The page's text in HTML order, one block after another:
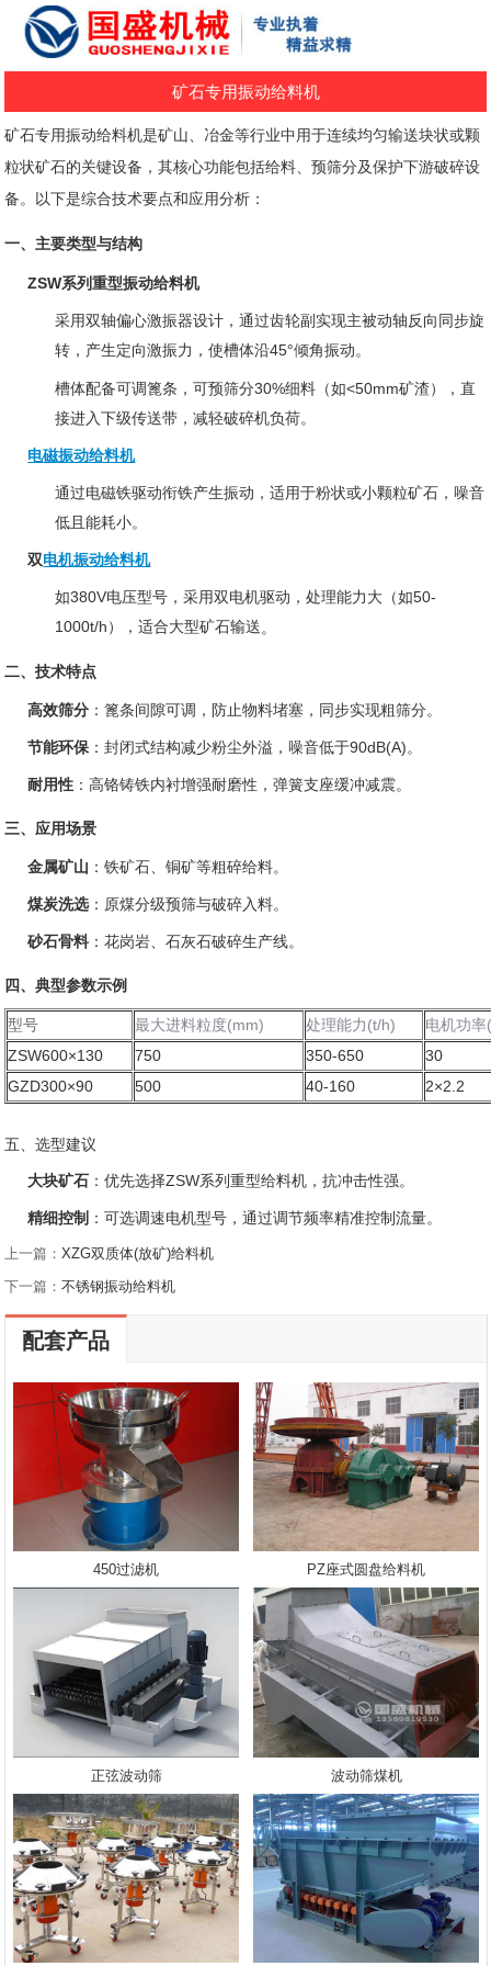
矿石专用振动给料机
矿石专用振动给料机是矿山、冶金等行业中用于连续均匀输送块状或颗
粒状矿石的关键设备，其核心功能包括给料、预筛分及保护下游破碎设
备。以下是综合技术要点和应用分析：
一、主要类型与结构
ZSW系列重型振动给料机
采用双轴偏心激振器设计，通过齿轮副实现主被动轴反向同步旋
转，产生定向激振力，使槽体沿45°倾角振动‌。
槽体配备可调篦条，可预筛分30%细料（如<50mm矿渣），直
接进入下级传送带，减轻破碎机负荷‌。
电磁振动给料机
通过电磁铁驱动衔铁产生振动，适用于粉状或小颗粒矿石，噪音
低且能耗小‌。
双电机振动给料机
如380V电压型号，采用双电机驱动，处理能力大（如50-
1000t/h），适合大型矿石输送‌。
二、技术特点
高效筛分 ‌：篦条间隙可调，防止物料堵塞，同步实现粗筛分‌。
节能环保 ‌：封闭式结构减少粉尘外溢，噪音低于90dB(A)‌。
耐用性 ‌：高铬铸铁内衬增强耐磨性，弹簧支座缓冲减震‌。
三、应用场景
金属矿山 ‌：铁矿石、铜矿等粗碎给料‌。
煤炭洗选‌：原煤分级预筛与破碎入料‌。
砂石骨料 ‌：花岗岩、石灰石破碎生产线‌。
四、典型参数示例
型号 最大进料粒度(mm) 处理能力(t/h)
电机功率
ZSW600×130
750 350-650
30
GZD300×90
500 40-160 2×2.2
五、选型建议
大块矿石 ‌：优先选择ZSW系列重型给料机，抗冲击性强‌。
精细控制 ‌：可选调速电机型号，通过调节频率精准控制流量‌。
上一篇：XZG双质体(放矿)给料机
下一篇：不锈钢振动给料机
配套产品
450过滤机 PZ座式圆盘给料机
正弦波动筛 波动筛煤机